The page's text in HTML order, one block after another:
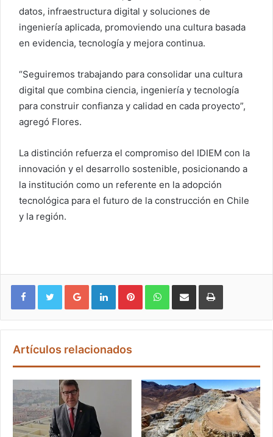
datos, infraestructura digital y soluciones de
ingeniería aplicada, promoviendo una cultura basada
en evidencia, tecnología y mejora continua.
“Seguiremos trabajando para consolidar una cultura
digital que combina ciencia, ingeniería y tecnología
para construir confianza y calidad en cada proyecto”,
agregó Flores.
La distinción refuerza el compromiso del IDIEM con la
innovación y el desarrollo sostenible, posicionando a
la institución como un referente en la adopción
tecnológica para el futuro de la construcción en Chile
y la región.
Google+ LinkedIn Pinterest WhatsApp
Artículos relacionados